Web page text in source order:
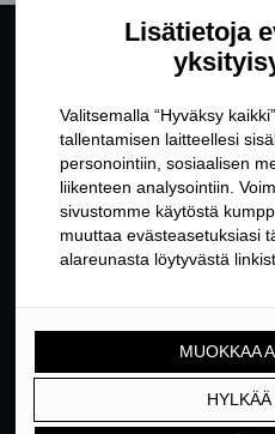
YHTEYSTIEDOT